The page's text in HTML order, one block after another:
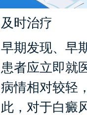
时治疗
发现、早
者应立即就
情相对较轻
，对于白癜